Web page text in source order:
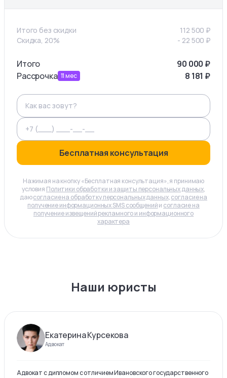
Итого без скидки 112 500 ₽
Скидка, 20%
- 22 500 ₽
Итого 90 000 ₽
Рассрочка 11мес 8 181 ₽
Бесплатная консультация
Нажимая на кнопку «Бесплатная консультация», я принимаю
условия Политики обработки и защиты персональных данных,
даюсогласие на обработку персональных данных,согласие на
получение информационных SMS сообщенийи согласие на
получение извещений рекламного и информационного
характера
Наши юристы
Екатерина Курсекова
Адвокат
Адвокат с дипломом с отличием Ивановского государственного